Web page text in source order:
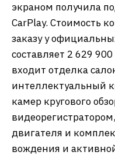
экраном получила
CarPlay. Стоимость
заказу у
составляет 2 629
входит отделка
интеллектуальный
камер кругового
двигателя и
вождения и